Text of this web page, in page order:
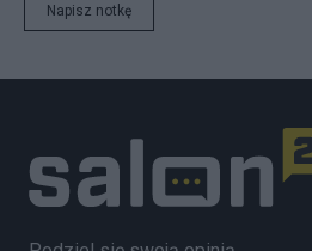
Napisz notkę